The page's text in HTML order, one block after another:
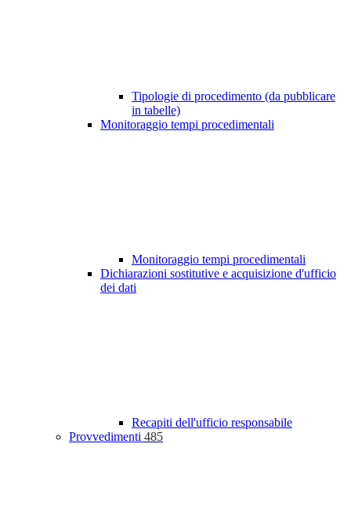
Tipologie di procedimento (da pubblicare
in tabelle)
Monitoraggio tempi procedimentali
Monitoraggio tempi procedimentali
Dichiarazioni sostitutive e acquisizione d'ufficio
dei dati
Recapiti dell'ufficio responsabile
Provvedimenti 485